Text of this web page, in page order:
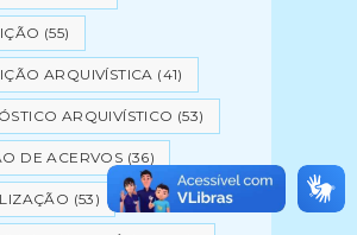
(55)
ARQUIVÍSTICA (41)
ARQUIVÍSTICO (53)
DE ACERVOS (36)
(53)